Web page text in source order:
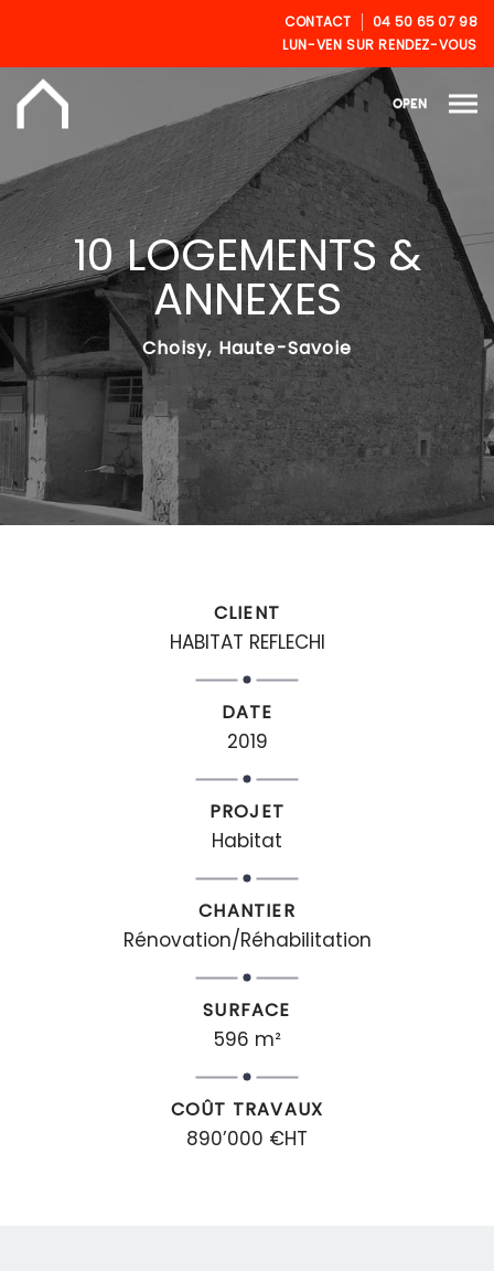
CONTACT
04 50 65 07 98
LUN-VEN SUR RENDEZ-VOUS
OPEN
10 LOGEMENTS &
ANNEXES
Choisy, Haute-Savoie
CLIENT
HABITAT REFLECHI
DATE
2019
PROJET
Habitat
CHANTIER
Rénovation/Réhabilitation
SURFACE
596 m²
COÛT TRAVAUX
890’000 €HT